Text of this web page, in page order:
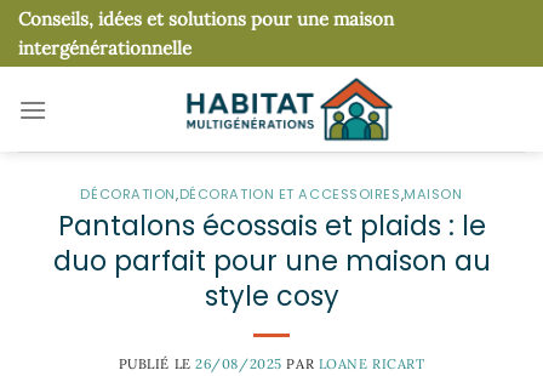
Passer
au
contenu
Conseils, idées et solutions pour une maison
intergénérationnelle
DÉCORATION,DÉCORATION ET ACCESSOIRES,MAISON
Pantalons écossais et plaids : le
duo parfait pour une maison au
style cosy
PUBLIÉ LE26/08/2025 PAR LOANE RICART